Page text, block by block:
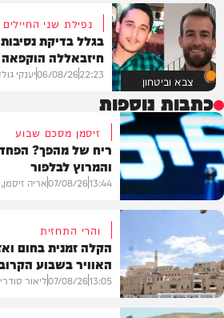
צבא וביטחון
נפילת שני החיילים
בגלל בדיקת
חיזבאללה הוקפאה
22:23
06/08/26יענקי
כתבות נוספות
פוליטי
זיסמן מסכם שבוע
ריח של מהפך? הפחד
והמרוץ לבלפור
13:44
07/08/26אריה
והרי התחזית
הקלה זמנית בחום
האוויר בשבוע
13:05
07/08/26ליאור סודרי